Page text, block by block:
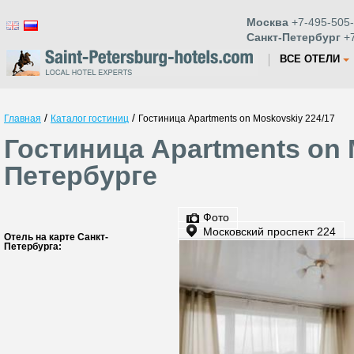
Москва +7-495-
Санкт-Петербург
ВСЕ ОТЕЛИ
Главная / Каталог гостиниц / Гостиница Apartments on Moskovskiy 224/17
Гостиница Apartments on
Петербурге
Отель на карте Санкт-
Петербурга:
Фото
Московский проспект 224